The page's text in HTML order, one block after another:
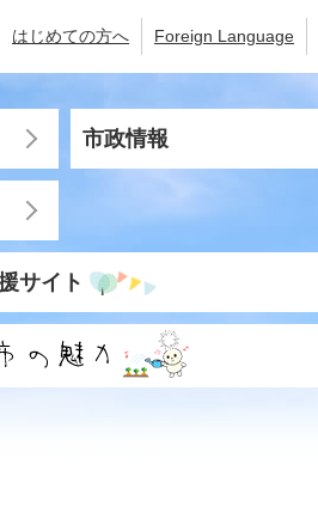
はじめての方へ Foreign Language
市政情報
サイト